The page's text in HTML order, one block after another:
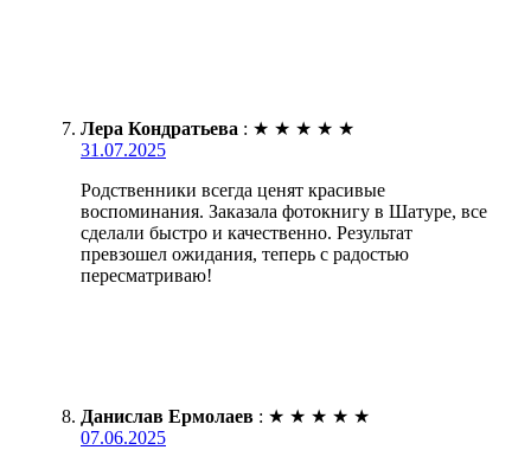
Лера Кондратьева : ★ ★ ★ ★ ★
31.07.2025
Родственники всегда ценят красивые
воспоминания. Заказала фотокнигу в Шатуре, все
сделали быстро и качественно. Результат
превзошел ожидания, теперь с радостью
пересматриваю!
Данислав Ермолаев : ★ ★ ★ ★ ★
07.06.2025